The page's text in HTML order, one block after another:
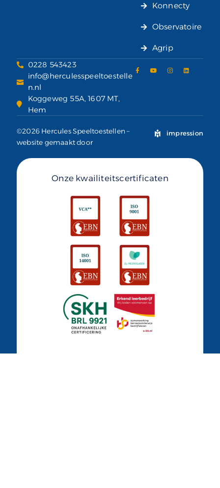
Konnecty
Observatoire
Agrip
0228 543423
info@herculesspeeltoestelle
n.nl
Koggeweg 55A, 1607 MT,
Hem
©2026 Hercules Speeltoestellen –
website gemaakt door
impression
Onze kwailiteitscertificaten